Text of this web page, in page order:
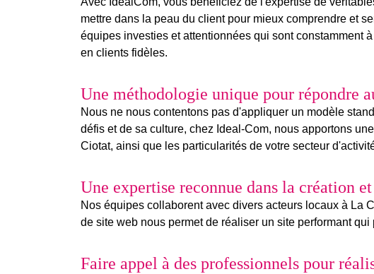
mettre dans la peau du clientpour mieux comprendre et
équipes investies et attentionnées qui sont constamment
en clients fidèles.
Une méthodologie unique pour répondre
Nous ne nous contentons pas d'appliquer un modèle
défis et de sa culture, chez Ideal-Com, nous apportons
Ciotat, ainsi que les particularités de votre secteur
Une expertise reconnue dans la création
Nos équipes collaborent avec divers acteurs locaux à La
de site web nous permet de réaliser un site performant
Faire appel à des professionnels pour